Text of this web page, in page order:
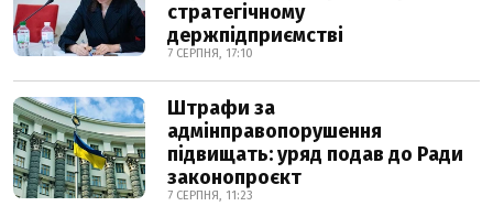
стратегічному
держпідприємстві
7 СЕРПНЯ, 17:10
Штрафи за
адмінправопорушення
підвищать: уряд подав до Ради
законопроєкт
7 СЕРПНЯ, 11:23